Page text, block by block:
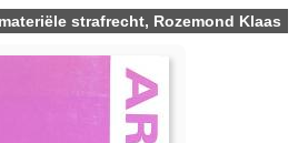
strafrecht, Rozemond Klaas